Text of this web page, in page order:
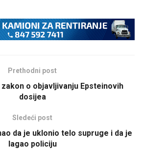
Prethodni post
o objavljivanju Epsteinovih
dosijea
Sledeći post
da je uklonio telo supruge i da je
lagao policiju